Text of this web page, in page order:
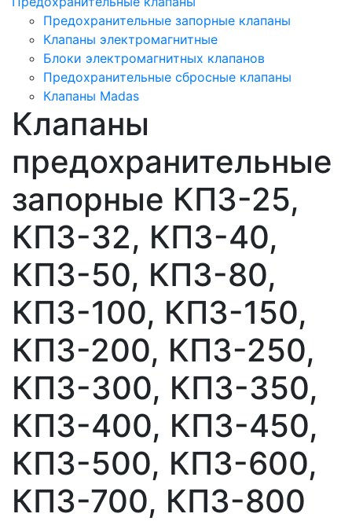
Предохранительные запорные клапаны
Клапаны электромагнитные
Блоки электромагнитных клапанов
Предохранительные сбросные клапаны
Клапаны Madas
Клапаны
предохранительные
запорные КПЗ-25,
КПЗ-32, КПЗ-40,
КПЗ-50, КПЗ-80,
КПЗ-100, КПЗ-150,
КПЗ-200, КПЗ-250,
КПЗ-300, КПЗ-350,
КПЗ-400, КПЗ-450,
КПЗ-500, КПЗ-600,
КПЗ-700, КПЗ-800